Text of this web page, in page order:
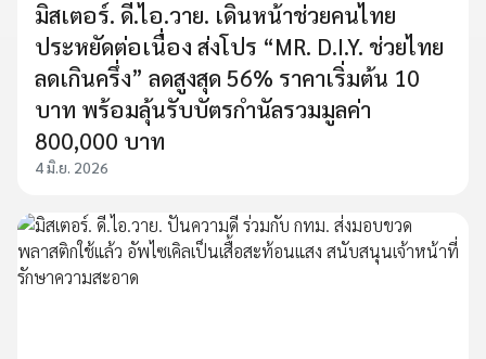
มิสเตอร์. ดี.ไอ.วาย. เดินหน้าช่วยคนไทย
ประหยัดต่อเนื่อง ส่งโปร “MR. D.I.Y. ช่วยไทย
ลดเกินครึ่ง” ลดสูงสุด 56% ราคาเริ่มต้น 10
บาท พร้อมลุ้นรับบัตรกำนัลรวมมูลค่า
800,000 บาท
4 มิ.ย. 2026